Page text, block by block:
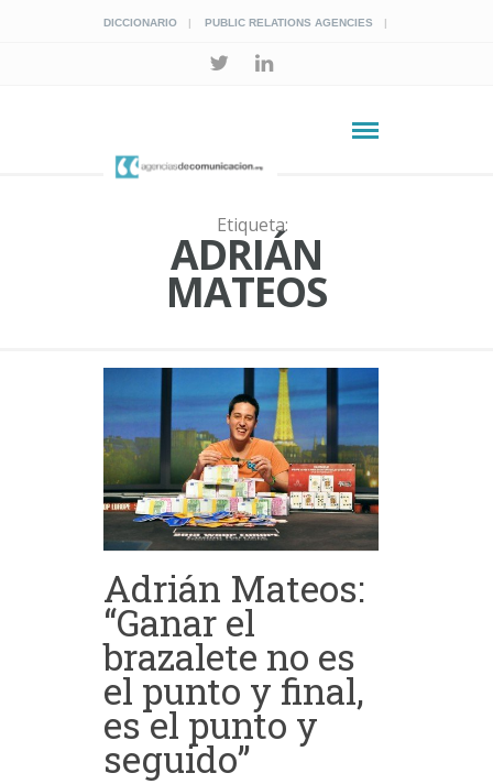
DICCIONARIO PUBLIC RELATIONS AGENCIES
Etiqueta:
ADRIÁN
MATEOS
Adrián Mateos:
“Ganar el
brazalete no es
el punto y final,
es el punto y
seguido”